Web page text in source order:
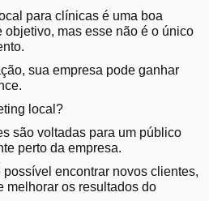
para clínicas é uma boa
mas esse não é o único
sua empresa pode ganhar
local?
são voltadas para um público
perto da empresa.
encontrar novos clientes,
melhorar os resultados do